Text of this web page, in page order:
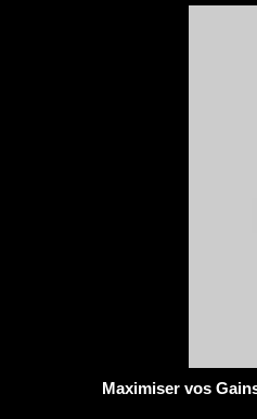
Maximiser vos